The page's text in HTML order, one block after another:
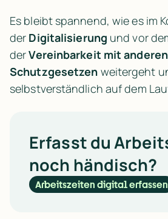
Es bleibt spannend, wie es im
der Digitalisierung und vor
der Vereinbarkeit mit anderen
Schutzgesetzen weitergeht
selbstverständlich auf dem
Erfasst du
noch händisch?
Arbeitszeiten digital erfassen